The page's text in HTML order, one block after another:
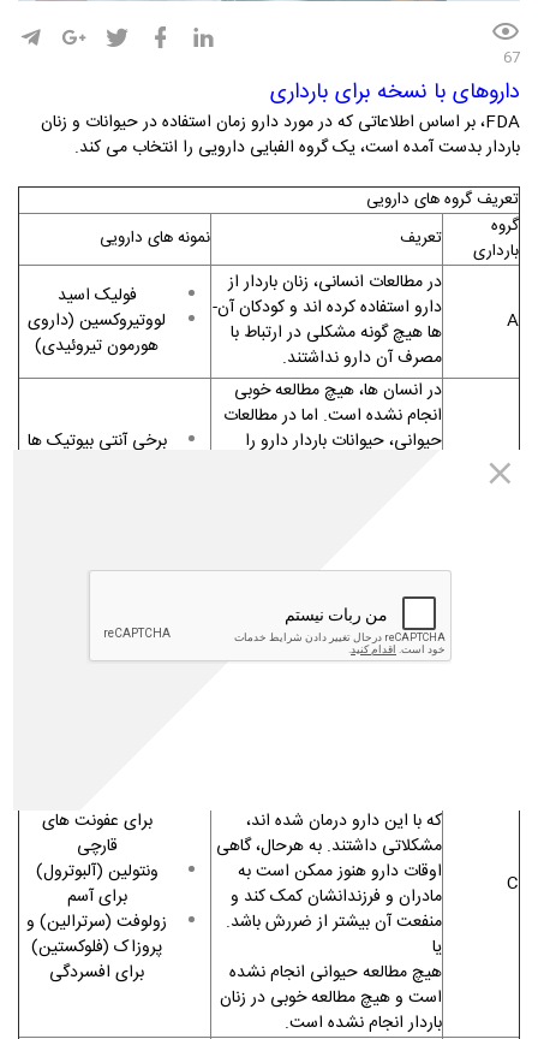
67
داروهای با نسخه برای بارداری
FDA، بر اساس اطلاعاتی که در مورد دارو زمان استفاده در حیوانات و زنان
باردار بدست آمده است، یک گروه الفبایی دارویی را انتخاب می­ کند.
تعریف گروه ­­های دارویی
گروه
بارداری
تعریف نمونه ­های دارویی
A
در مطالعات انسانی، زنان باردار از
دارو استفاده کرده­ اند و کودکان آن­
ها هیچ گونه مشکلی در ارتباط با
مصرف آن دارو نداشتند.
فولیک اسید
لووتیروکسین (داروی
هورمون تیروئیدی)
در انسان ­ها، هیچ مطالعه­ خوبی
انجام نشده است. اما در مطالعات
حیوانی، حیوانات باردار دارو را
در مطالعات حیوانی، حیوانات باردار
دارو را دریافت کرده­ اند و برخی
بچه­ ها مشکلاتی داشته ­اند. اما در
مطالعات انسانی، زنان باردار از دارو
استفاده کرده­ اند و کودکان آن­ ها
برخی آنتی بیوتیک ­ها
برای دیابت
درمان دیابت مانند
انسولین منظم و
C
که با این دارو درمان شده ­اند،
مشکلاتی داشتند. به هرحال، گاهی
اوقات دارو هنوز ممکن است به
مادران و فرزندانشان کمک کند و
منفعت آن بیشتر از ضررش باشد.
یا
هیچ مطالعه­ حیوانی انجام نشده
است و هیچ مطالعه­ خوبی در زنان
باردار انجام نشده است.
برای عفونت های
قارچی
ونتولین (آلبوترول)
برای آسم
زولوفت (سرترالین) و
پروزاک (فلوکستین)
برای افسردگی